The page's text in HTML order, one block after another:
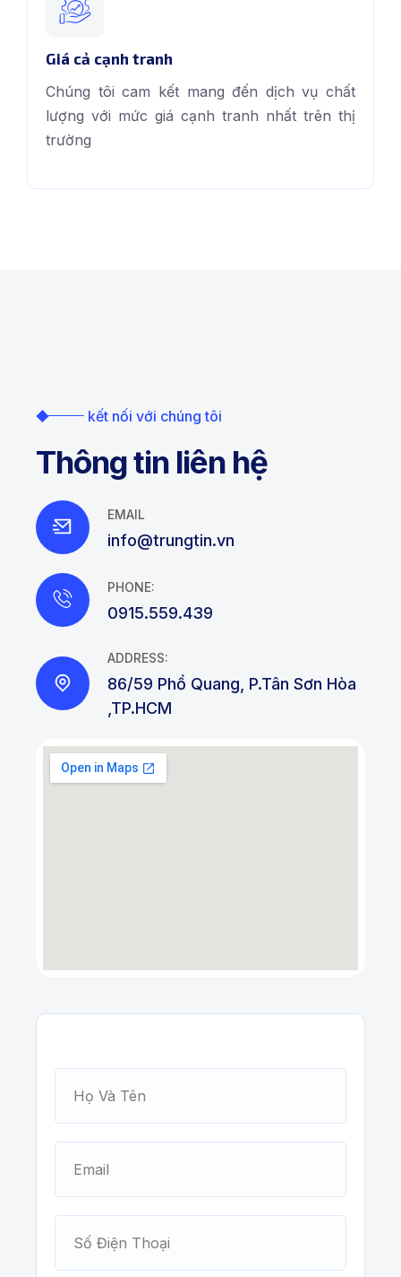
Giá cả cạnh tranh
Chúng tôi cam kết mang đến dịch vụ chất
lượng với mức giá cạnh tranh nhất trên thị
trường
kết nối với chúng tôi
Thông tin liên hệ
EMAIL
info@trungtin.vn
PHONE:
0915.559.439
ADDRESS:
86/59 Phổ Quang, P.Tân Sơn Hòa
,TP.HCM